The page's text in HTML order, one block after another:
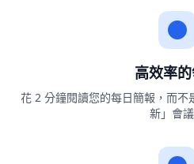
高效率
花 2 分鐘閱讀您的每日簡報，而不
新」會議